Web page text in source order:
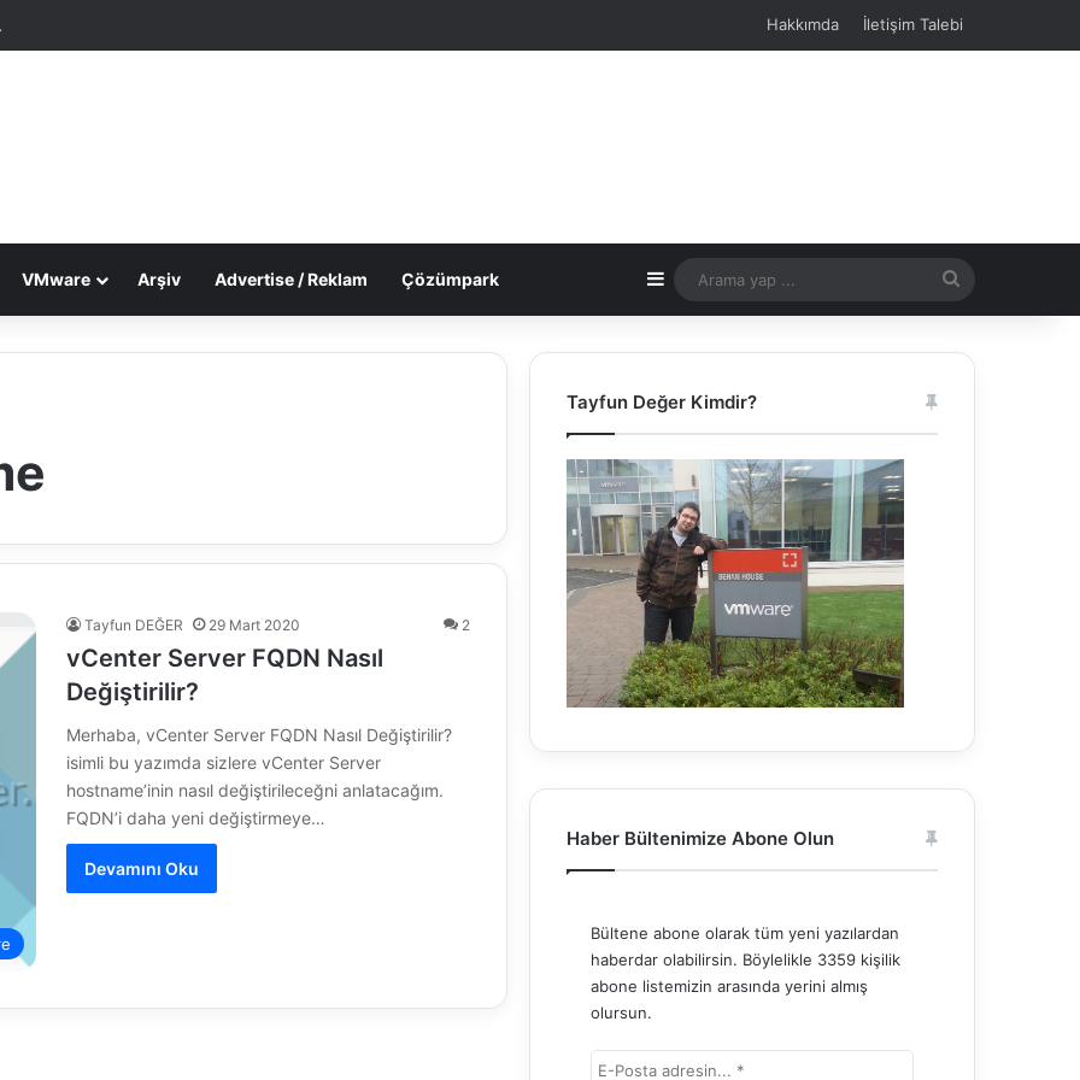
Makale Hakkımda İletişim Talebi
VMware Arşiv Advertise / Reklam Çözümpark Kenar Bölmesi
yap
Tayfun DEĞER 29 Mart 2020 2
vCenter Server FQDN Nasıl
Değiştirilir?
Merhaba, vCenter Server FQDN Nasıl Değiştirilir?
isimli bu yazımda sizlere vCenter Server
hostname’inin nasıl değiştirileceğni anlatacağım.
FQDN’i daha yeni değiştirmeye…
Devamını Oku
Tayfun Değer Kimdir?
Haber Bültenimize Abone Olun
Bültene abone olarak tüm yeni yazılardan
haberdar olabilirsin. Böylelikle 3359 kişilik
abone listemizin arasında yerini almış
olursun.